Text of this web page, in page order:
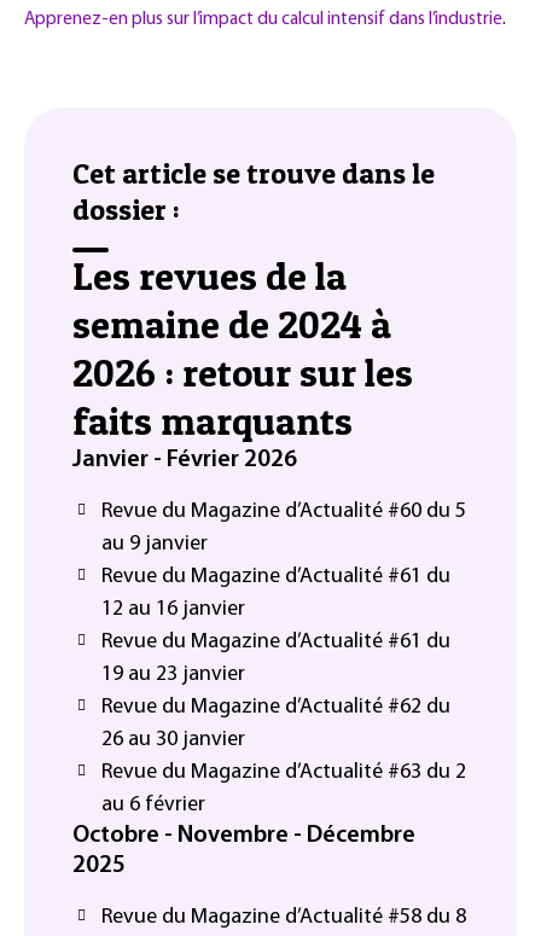
Apprenez-en plus sur l’impact du calcul intensif dans l’industrie.
Cet article se trouve dans le
dossier :
Les revues de la
semaine de 2024 à
2026 : retour sur les
faits marquants
Janvier - Février 2026
Revue du Magazine d’Actualité #60 du 5
au 9 janvier
Revue du Magazine d’Actualité #61 du
12 au 16 janvier
Revue du Magazine d’Actualité #61 du
19 au 23 janvier
Revue du Magazine d’Actualité #62 du
26 au 30 janvier
Revue du Magazine d’Actualité #63 du 2
au 6 février
Octobre - Novembre - Décembre
2025
Revue du Magazine d’Actualité #58 du 8